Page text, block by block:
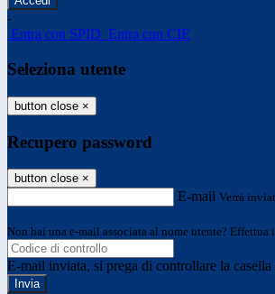
-
Entra con SPID Entra con CIE
Seleziona utente
button close ×
Recupero password
button close ×
E-mail Verrà
Non hai una e-mail associata al nome utente? Effettua
E-mail inviata, si prega di controllare la